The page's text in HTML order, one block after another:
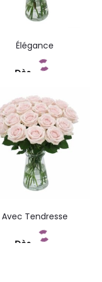
Élégance
Dès
Avec Tendresse
Dès